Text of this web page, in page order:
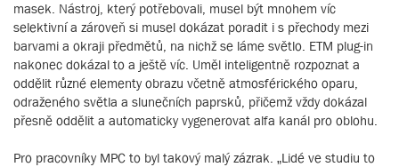
masek. Nástroj, který potřebovali, musel být mnohem víc
selektivní a zároveň si musel dokázat poradit i s přechody mezi
barvami a okraji předmětů, na nichž se láme světlo. ETM plug-in
nakonec dokázal to a ještě víc. Uměl inteligentně rozpoznat a
oddělit různé elementy obrazu včetně atmosférického oparu,
odraženého světla a slunečních paprsků, přičemž vždy dokázal
přesně oddělit a automaticky vygenerovat alfa kanál pro oblohu.
Pro pracovníky MPC to byl takový malý zázrak. „Lidé ve studiu to